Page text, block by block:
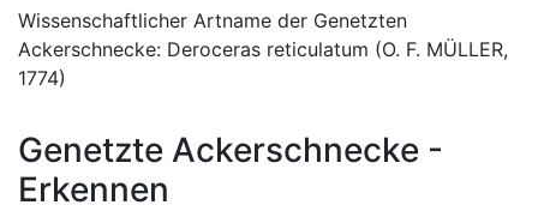
Wissenschaftlicher Artname der Genetzten
Ackerschnecke: Deroceras reticulatum (O. F. MÜLLER,
1774)
Genetzte Ackerschnecke -
Erkennen